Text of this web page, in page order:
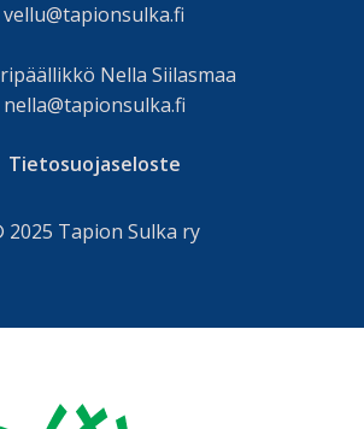
vellu@tapionsulka.fi
Nella Siilasmaa
nella@tapionsulka.fi
Tietosuojaseloste
2025 Tapion Sulka ry